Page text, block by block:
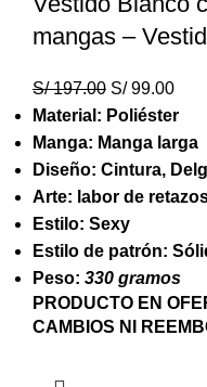
mangas –
S/197.00 S/99.00
Material: Poliéster
Manga: Manga larga
Diseño: Cintura,
Arte: labor de
Estilo: Sexy
Estilo de patrón:
Peso: 330 gramos
PRODUCTO EN
CAMBIOS NI